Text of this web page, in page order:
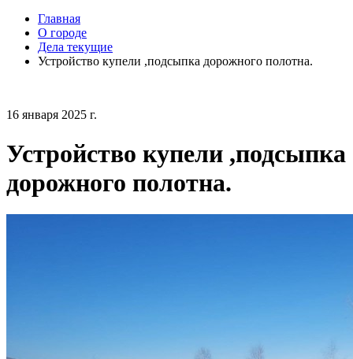
Главная
О городе
Дела текущие
Устройство купели ,подсыпка дорожного полотна.
16 января 2025 г.
Устройство купели ,подсыпка
дорожного полотна.